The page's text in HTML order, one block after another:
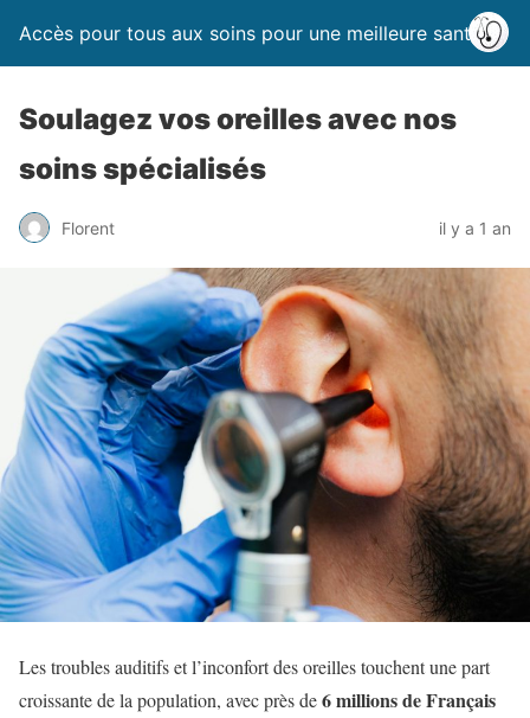
Accès pour tous aux soins pour une meilleure santé
Soulagez vos oreilles avec nos
soins spécialisés
Florent il y a 1 an
Les troubles auditifs et l’inconfort des oreilles touchent une part
croissante de la population, avec près de6 millions de Français